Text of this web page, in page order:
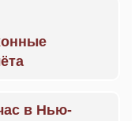
в Нью-